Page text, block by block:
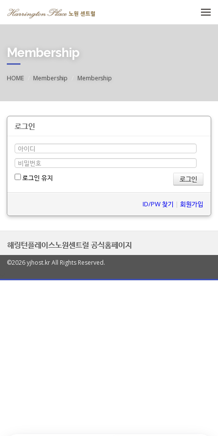
Membership
HOME Membership Membership
로그인
로그인 유지
ID/PW 찾기 | 회원가입
해링턴플레이스노원센트럴 공식홈페이지
©2026 yjhost.kr All Rights Reserved.